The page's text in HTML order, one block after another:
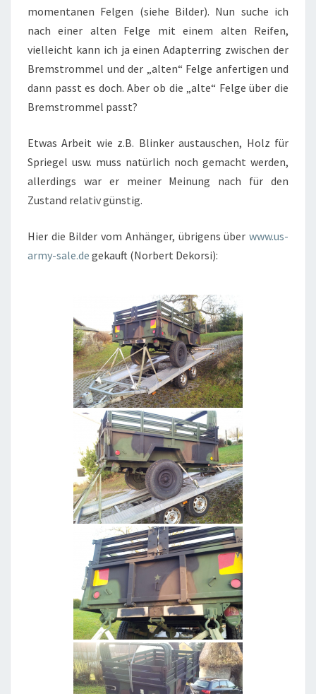
momentanen Felgen (siehe Bilder). Nun suche ich
nach einer alten Felge mit einem alten Reifen,
vielleicht kann ich ja einen Adapterring zwischen der
Bremstrommel und der „alten“ Felge anfertigen und
dann passt es doch. Aber ob die „alte“ Felge über die
Bremstrommel passt?
Etwas Arbeit wie z.B. Blinker austauschen, Holz für
Spriegel usw. muss natürlich noch gemacht werden,
allerdings war er meiner Meinung nach für den
Zustand relativ günstig.
Hier die Bilder vom Anhänger, übrigens über www.us-
army-sale.de gekauft (Norbert Dekorsi):